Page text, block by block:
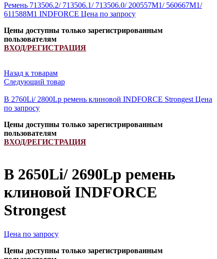
Ремень 713506.2/ 713506.1/ 713506.0/ 200557M1/ 560667M1/
611588M1 INDFORCE Цена по запросу
Цены доступны только зарегистрированным
пользователям
ВХОД/РЕГИСТРАЦИЯ
Назад к товарам
Следующий товар
B 2760Li/ 2800Lp ремень клиновой INDFORCE Strongest Цена
по запросу
Цены доступны только зарегистрированным
пользователям
ВХОД/РЕГИСТРАЦИЯ
B 2650Li/ 2690Lp ремень
клиновой INDFORCE
Strongest
Цена по запросу
Цены доступны только зарегистрированным